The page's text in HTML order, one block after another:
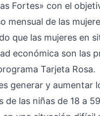
Fortes» con el
mensual de las
que las mujeres en
económica son las
Tarjeta Rosa.
generar y aumentar
de las niñas de 18 a